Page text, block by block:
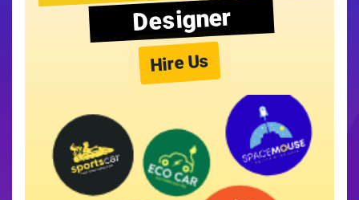
Designer
Hire Us